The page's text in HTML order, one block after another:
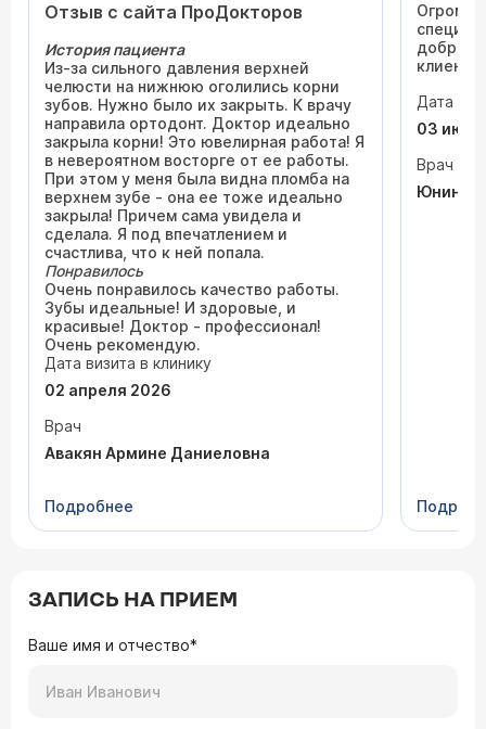
Отзыв с сайта ПроДокторов
История пациента
Из-за сильного давления верхней
челюсти на нижнюю оголились корни
зубов. Нужно было их закрыть. К врачу
направила ортодонт. Доктор идеально
закрыла корни! Это ювелирная работа! Я
в невероятном восторге от ее работы.
При этом у меня была видна пломба на
верхнем зубе - она ее тоже идеально
закрыла! Причем сама увидела и
сделала. Я под впечатлением и
счастлива, что к ней попала.
Понравилось
Очень понравилось качество работы.
Зубы идеальные! И здоровые, и
красивые! Доктор - профессионал!
Очень рекомендую.
Дата визита в клинику
02 апреля 2026
Врач
Авакян Армине Даниеловна
Подробнее
Юнина
Дата
03
Врач
Юнин
ЗАПИСЬ НА ПРИЕМ
Ваше имя и отчество*